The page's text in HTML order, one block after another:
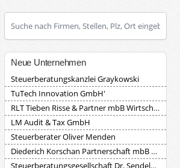
Neue Unternehmen
Steuerberatungskanzlei Graykowski
TuTech Innovation GmbH'
RLT Tieben Risse & Partner mbB Wirtschaftsprüfungsgesellschaft Steuerberatungsgesellschaft
LM Audit & Tax GmbH
Steuerberater Oliver Menden
Diederich Korschan Partnerschaft mbB Steuerberatungsgesellschaft
Steuerberatungsgesellschaft Dr. Sendele, Herrmann und Partner